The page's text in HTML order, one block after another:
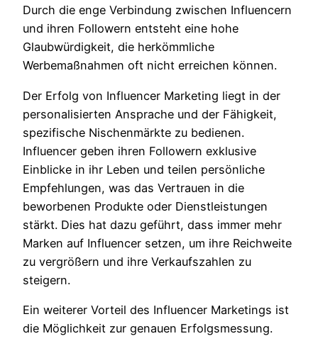
Durch die enge Verbindung zwischen Influencern
und ihren Followern entsteht eine hohe
Glaubwürdigkeit, die herkömmliche
Werbemaßnahmen oft nicht erreichen können.
Der Erfolg von Influencer Marketing liegt in der
personalisierten Ansprache und der Fähigkeit,
spezifische Nischenmärkte zu bedienen.
Influencer geben ihren Followern exklusive
Einblicke in ihr Leben und teilen persönliche
Empfehlungen, was das Vertrauen in die
beworbenen Produkte oder Dienstleistungen
stärkt. Dies hat dazu geführt, dass immer mehr
Marken auf Influencer setzen, um ihre Reichweite
zu vergrößern und ihre Verkaufszahlen zu
steigern.
Ein weiterer Vorteil des Influencer Marketings ist
die Möglichkeit zur genauen Erfolgsmessung.